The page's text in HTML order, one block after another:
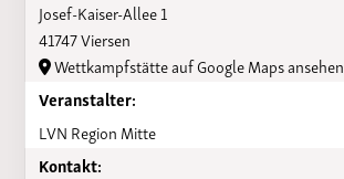
Josef-Kaiser-Allee 1
41747 Viersen
Wettkampfstätte auf Google Maps ansehen
Veranstalter:
LVN Region Mitte
Kontakt: